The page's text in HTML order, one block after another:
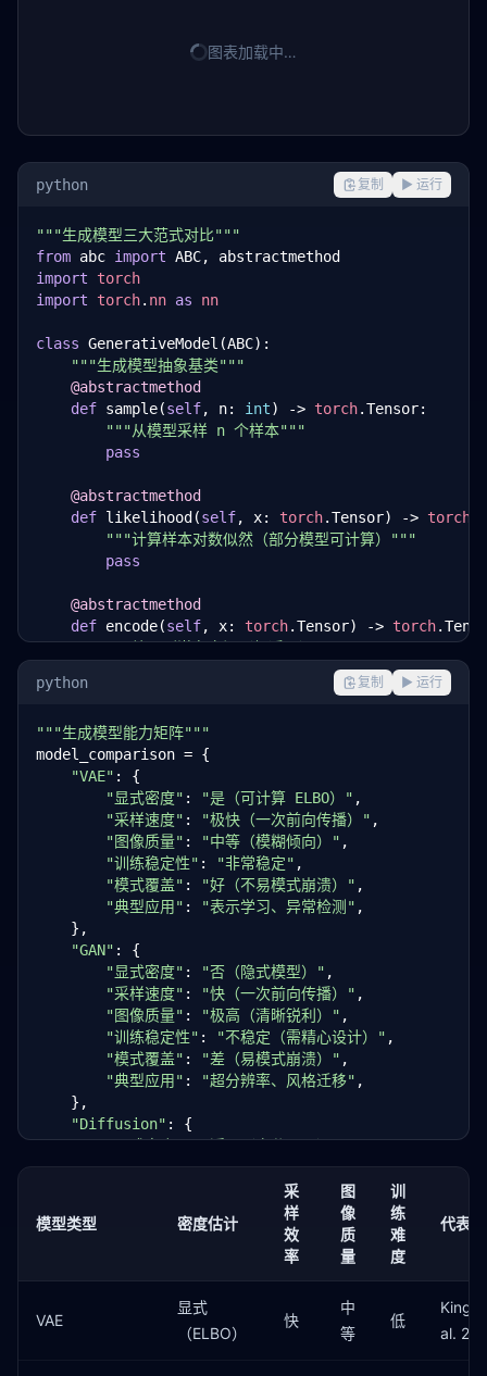
图表加载中…
python 复制 ▶ 运行
"""生成模型三大范式对比"""
from abc import
import torch
import torch. nn as nn
class GenerativeModel(ABC):
"""生成模型抽象基类"""
@abstractmethod
def sample(self, n: int) -> torch.Tensor:
"""从模型采样 n 个样本"""
pass
@abstractmethod
def likelihood(self, x: torch.Tensor) -> torch
"""计算样本对数似然（部分模型可计算）"""
pass
@abstractmethod
def encode(self, x: torch.Tensor) -> torch
"""编码到潜在空间（如适用）"""
"""变分自编码器：显式密度模型"""
def __init__( self
self
# 编码器 q(z|x) 和解码器 p(x|z)
self.encoder = nn.Sequential(
nn.Conv2d(3, 64, 4, 2 , 1
nn.Conv2d(64, 128,
nn.Flatten(),
        )
self
self.decoder = nn.Sequential(
nn.Linear(latent_dim, 128 *
nn.Unflatten(1, (128 , 8 ,
nn.ConvTranspose2d(128, 64, 4
nn.ConvTranspose2d(64 , 3
        )
def reparameterize(
        std =
torch.exp(0.5 * logvar)
.randn_like(std)
mu + eps * std
) -> torch
.Tensor:
        z =
torch.randn(n, self.latent_dim)
self.decoder(z)
likelihood(self .Tensor) -> torch
python 复制 ▶ 运行
"""生成模型能力矩阵"""
model_comparison = {
"VAE" : {
"显式密度" : "是（可计算 ELBO）" ,
"采样速度" : "极快（一次前向传播）" ,
"图像质量" : "中等（模糊倾向）" ,
"训练稳定性" : "非常稳定" ,
"模式覆盖" : "好（不易模式崩溃）" ,
"典型应用" : "表示学习、异常检测" ,
    },
"GAN" : {
"显式密度" : "否（隐式模型）" ,
"采样速度" : "快（一次前向传播）" ,
"图像质量" : "极高（清晰锐利）" ,
"训练稳定性" : "不稳定（需精心设计）" ,
"模式覆盖" : "差（易模式崩溃）" ,
"典型应用" : "超分辨率、风格迁移" ,
    },
"Diffusion" : {
"显式密度": "近似（变分下界）",
"采样速度": "慢（多步迭代去噪）",
"极高（超越 GAN）",
"稳定（MLE 目标）"
"模式覆盖": "极好"
"文本生成图像、视频生成"
,
"显式密度": "是（精确似然）"
: "中等（可逆网络）" ,
模型类型 密度估计
采
样
效
率
图
像
质
量
训
练
难
度
代表
VAE
显式
（ELBO）
快
中
等
低
al.